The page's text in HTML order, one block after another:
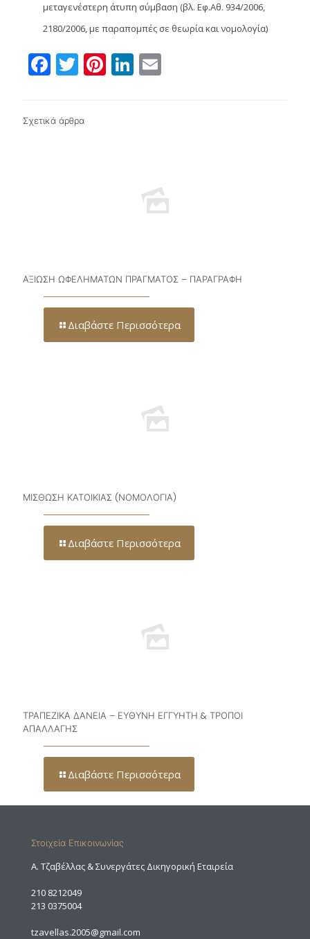
μεταγενέστερη άτυπη σύμβαση (βλ. Εφ.Αθ. 934/2006,
2180/2006, με παραπομπές σε θεωρία και νομολογία)
Facebook
Twitter
Pinterest
LinkedIn
Email
Σχετικά άρθρα
ΑΞΙΩΣΗ ΩΦΕΛΗΜΑΤΩΝ ΠΡΑΓΜΑΤΟΣ – ΠΑΡΑΓΡΑΦΗ
Διαβάστε Περισσότερα
ΜΙΣΘΩΣΗ ΚΑΤΟΙΚΙΑΣ (ΝΟΜΟΛΟΓΙΑ)
Διαβάστε Περισσότερα
ΤΡΑΠΕΖΙΚΑ ΔΑΝΕΙΑ – ΕΥΘΥΝΗ ΕΓΓΥΗΤΗ & ΤΡΟΠΟΙ
ΑΠΑΛΛΑΓΗΣ
Διαβάστε Περισσότερα
Στοιχεία Επικοινωνίας
A. Τζαβέλλας & Συνεργάτες Δικηγορική Εταιρεία
210 8212049
213 0375004
tzavellas.2005@gmail.com